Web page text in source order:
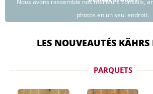
Nous avons rassemblé nos meilleurs conseils,
photos en un seul endroit.
LES NOUVEAUTÉS
PARQUETS